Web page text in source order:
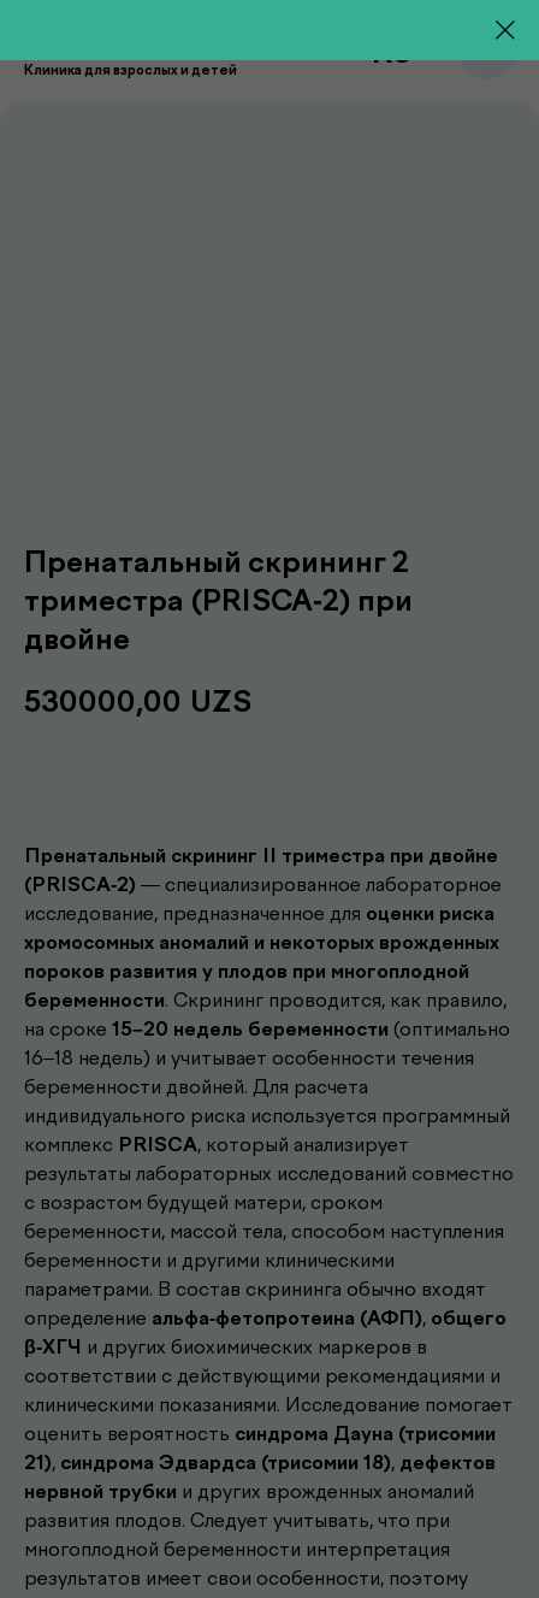
Пренатальный скрининг 2
триместра (PRISCA-2) при
двойне
530000,00 UZS
Пренатальный скрининг II триместра при двойне
(PRISCA-2) — специализированное лабораторное
исследование, предназначенное для оценки риска
хромосомных аномалий и некоторых врожденных
пороков развития у плодов при многоплодной
беременности. Скрининг проводится, как правило,
на сроке 15–20 недель беременности (оптимально
16–18 недель) и учитывает особенности течения
беременности двойней. Для расчета
индивидуального риска используется программный
комплекс PRISCA, который анализирует
результаты лабораторных исследований совместно
с возрастом будущей матери, сроком
беременности, массой тела, способом наступления
беременности и другими клиническими
параметрами. В состав скрининга обычно входят
определение альфа-фетопротеина (АФП), общего
β-ХГЧ и других биохимических маркеров в
соответствии с действующими рекомендациями и
клиническими показаниями. Исследование помогает
оценить вероятность синдрома Дауна (трисомии
21), синдрома Эдвардса (трисомии 18), дефектов
нервной трубки и других врожденных аномалий
развития плодов. Следует учитывать, что при
многоплодной беременности интерпретация
результатов имеет свои особенности, поэтому